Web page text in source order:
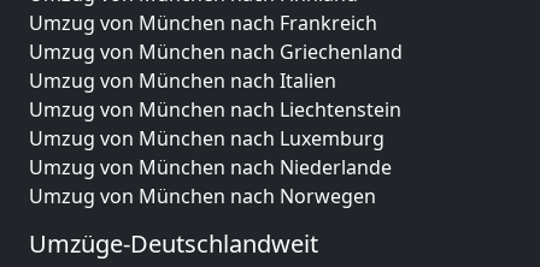
Umzug von München nach Frankreich
Umzug von München nach Griechenland
Umzug von München nach Italien
Umzug von München nach Liechtenstein
Umzug von München nach Luxemburg
Umzug von München nach Niederlande
Umzug von München nach Norwegen
Umzüge-Deutschlandweit